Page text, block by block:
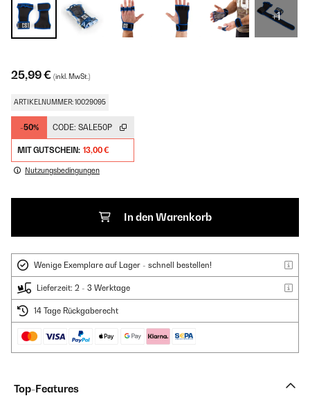
+1
25,99 € (inkl. MwSt.)
ARTIKELNUMMER: 10029095
-50% CODE: SALE50P
MIT GUTSCHEIN: 13,00 €
Nutzungsbedingungen
In den Warenkorb
Wenige Exemplare auf Lager - schnell bestellen!
Lieferzeit: 2 - 3 Werktage
14 Tage Rückgaberecht
Top-Features